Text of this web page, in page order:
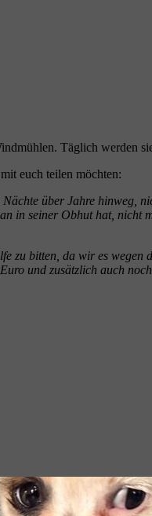
Täglich werden
euch teilen möchten:
über Jahre
in seiner Obhut hat,
zu bitten, da wir es
und zusätzlich auch